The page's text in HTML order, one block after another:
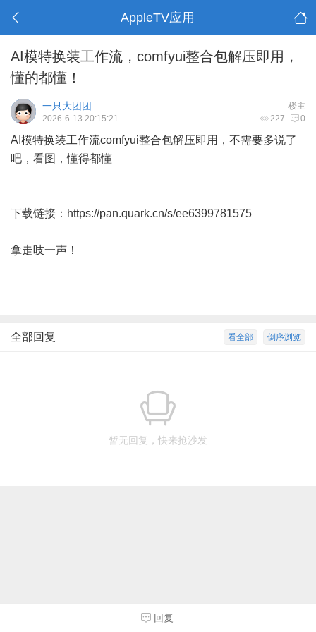
AppleTV应用
AI模特换装工作流，comfyui整合包解压即用，
懂的都懂！
楼主
一只大团团
227 0
2026-6-13 20:15:21
AI模特换装工作流comfyui整合包解压即用，不需要多说了
吧，看图，懂得都懂
下载链接： https://pan.quark.cn/s/ee6399781575
拿走吱一声！
倒序浏览
看全部
全部回复
暂无回复，快来抢沙发
回复